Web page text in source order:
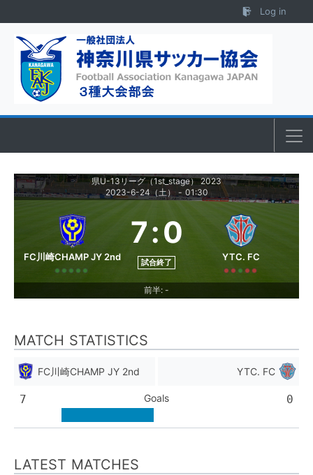
Log in
県U-13リーグ（1st_stage） 2023
2023-6-24（土）
- 01:30
FC川崎CHAMP JY 2nd
7:0
試合終了 YTC. FC
前半: -
MATCH STATISTICS
FC川崎CHAMP JY 2nd YTC. FC
7 Goals 0
LATEST MATCHES